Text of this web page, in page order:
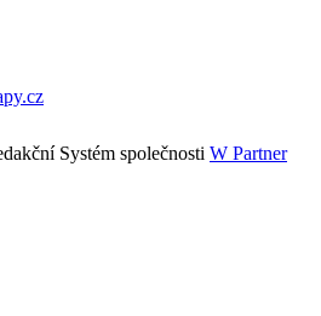
Systém společnosti W Partner